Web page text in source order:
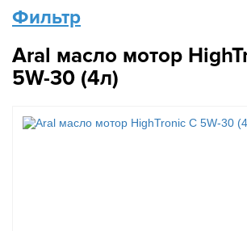
Фильтр
Aral масло мотор
5W-30 (4л)